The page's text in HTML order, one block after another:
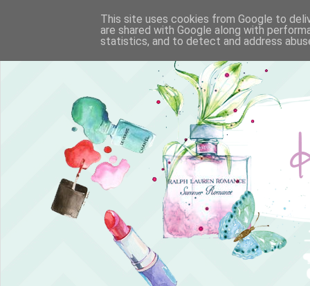
This site uses cookies from Google to
are shared with Google along with
statistics, and to detect and address